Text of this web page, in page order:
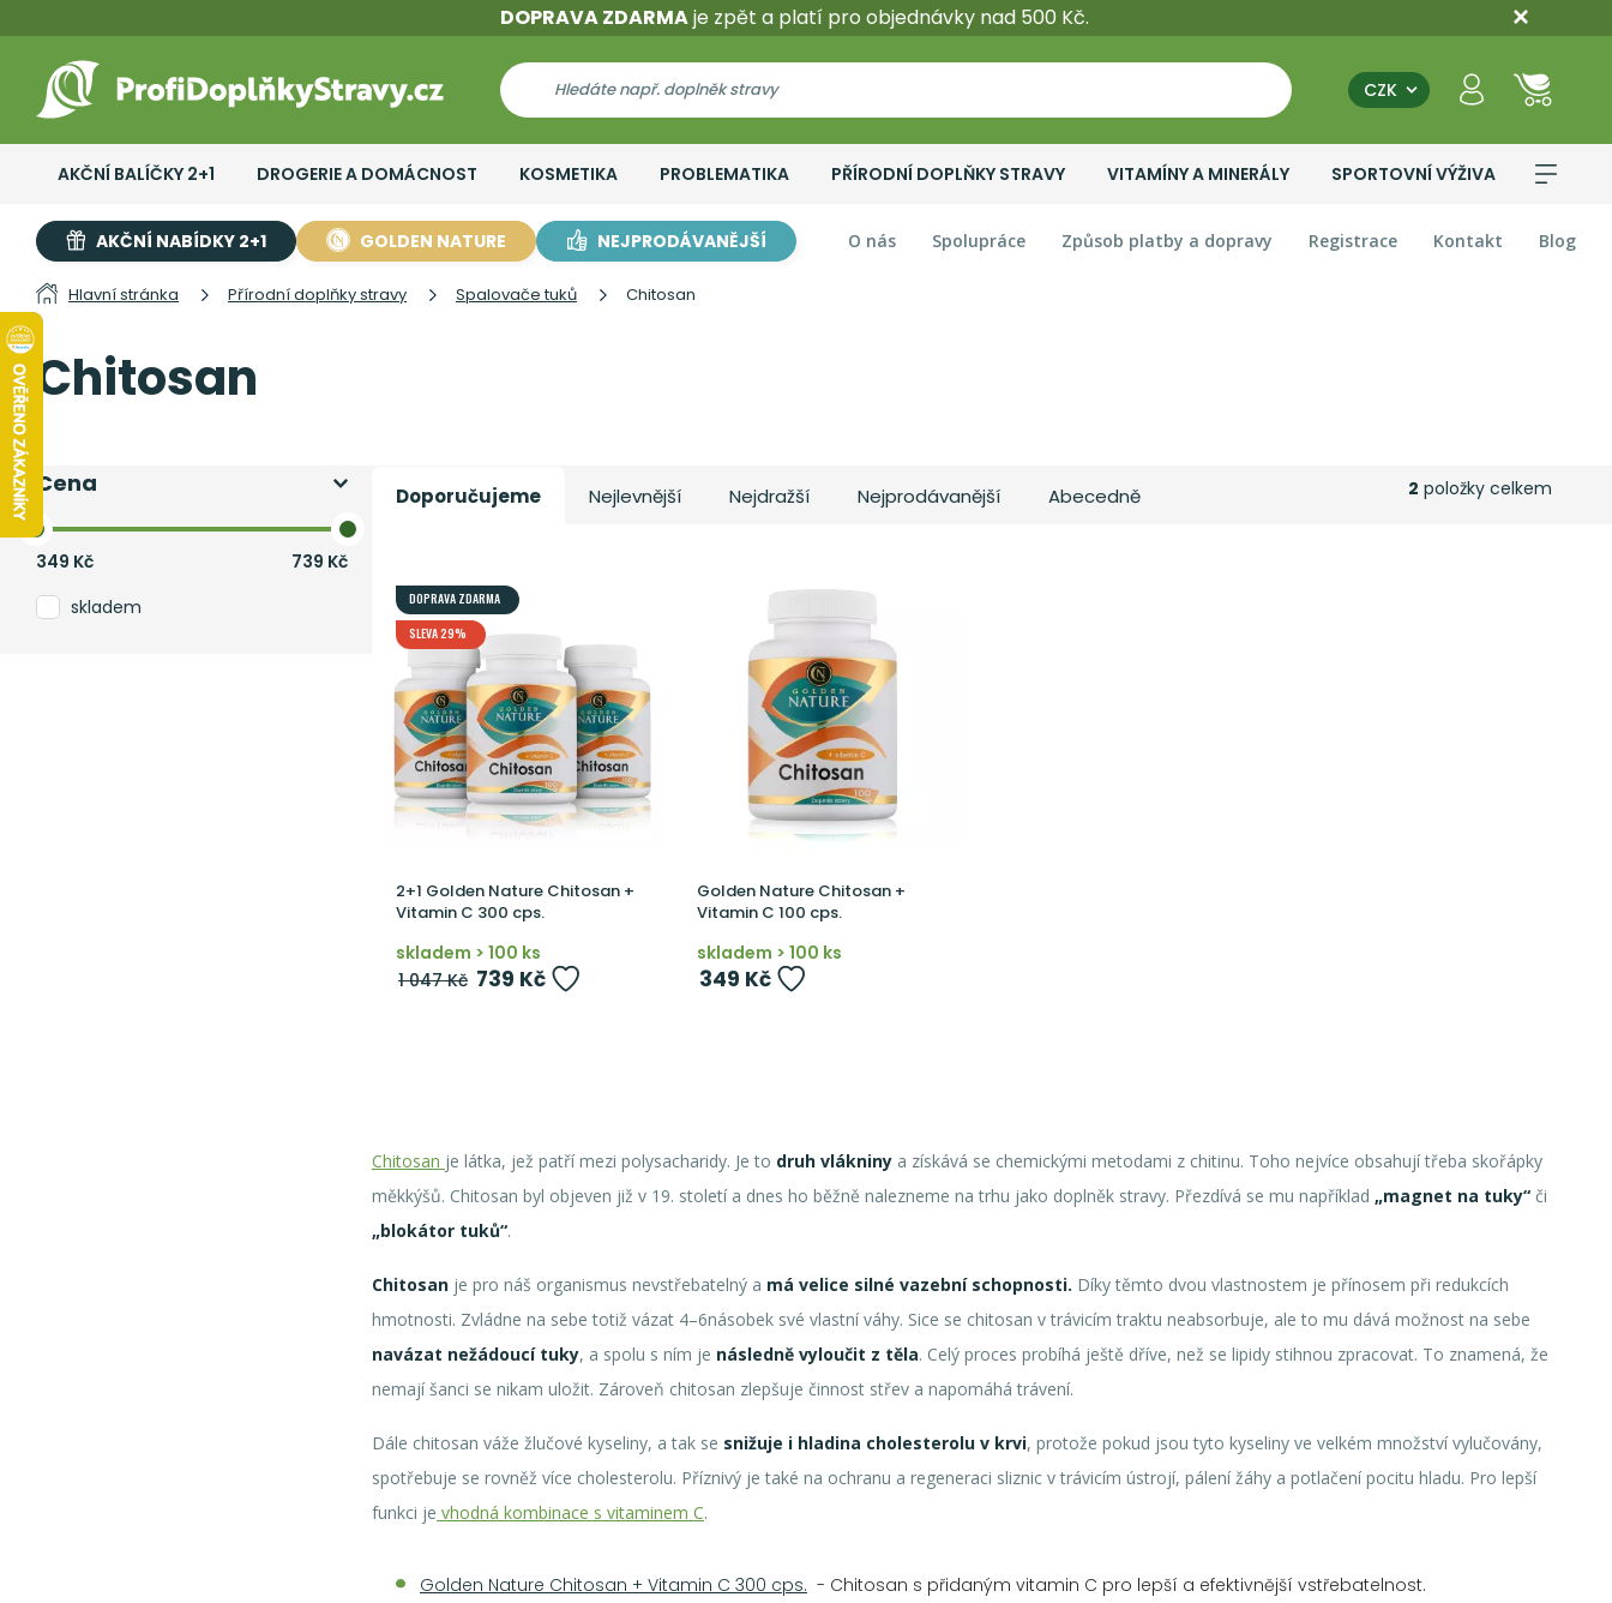
DOPRAVA ZDARMAje zpět a platí pro objednávky nad 500 Kč.
CZK
AKČNÍ BALÍČKY 2+1 DROGERIE A DOMÁCNOST KOSMETIKA PROBLEMATIKA PŘÍRODNÍ DOPLŇKY STRAVY VITAMÍNY A MINERÁLY SPORTOVNÍ VÝŽIVA
AKČNÍ NABÍDKY 2+1 GOLDEN NATURE NEJPRODÁVANĚJŠÍ O nás Spolupráce Způsob platby a dopravy Registrace Kontakt Blog
Hlavní stránka Přírodní doplňky stravy Spalovače tuků Chitosan
Chitosan
Doporučujeme Nejlevnější Nejdražší Nejprodávanější Abecedně 2 položky celkem
DOPRAVA ZDARMA
SLEVA 29%
2+1 Golden Nature Chitosan +
Vitamin C 300 cps.
skladem > 100 ks
1 047 Kč 739 Kč
Golden Nature Chitosan +
Vitamin C 100 cps.
skladem > 100 ks
349 Kč
Chitosan je látka, jež patří mezi polysacharidy. Je to druh vlákniny a získává se chemickými metodami z chitinu. Toho nejvíce obsahují třeba skořápky
měkkýšů. Chitosan byl objeven již v 19. století a dnes ho běžně nalezneme na trhu jako doplněk stravy. Přezdívá se mu například „magnet na tuky“ či
„blokátor tuků“.
Chitosan je pro náš organismus nevstřebatelný a má velice silné vazební schopnosti. Díky těmto dvou vlastnostem je přínosem při redukcích
hmotnosti. Zvládne na sebe totiž vázat 4–6násobek své vlastní váhy. Sice se chitosan v trávicím traktu neabsorbuje, ale to mu dává možnost na sebe
navázat nežádoucí tuky, a spolu s ním je následně vyloučit z těla. Celý proces probíhá ještě dříve, než se lipidy stihnou zpracovat. To znamená, že
nemají šanci se nikam uložit. Zároveň chitosan zlepšuje činnost střev a napomáhá trávení.
Dále chitosan váže žlučové kyseliny, a tak se snižuje i hladina cholesterolu v krvi, protože pokud jsou tyto kyseliny ve velkém množství vylučovány,
spotřebuje se rovněž více cholesterolu. Příznivý je také na ochranu a regeneraci sliznic v trávicím ústrojí, pálení žáhy a potlačení pocitu hladu. Pro lepší
funkci je vhodná kombinace s vitaminem C.
Golden Nature Chitosan + Vitamin C 300 cps. - Chitosan s přidaným vitamin C pro lepší a efektivnější vstřebatelnost.
Cena
349 Kč 739 Kč
skladem